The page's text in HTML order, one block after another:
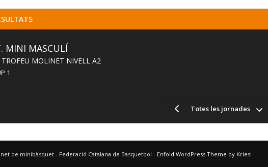
MINI MASCULÍ
MOLINET NIVELL A2
1
Totes les jornades
de minibàsquet - Federació Catalana de Basquetbol - Enfold WordPress Theme by Kriesi